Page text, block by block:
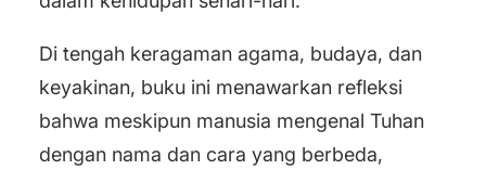
Di tengah keragaman agama, budaya, dan
keyakinan, buku ini menawarkan refleksi
bahwa meskipun manusia mengenal Tuhan
dengan nama dan cara yang berbeda,